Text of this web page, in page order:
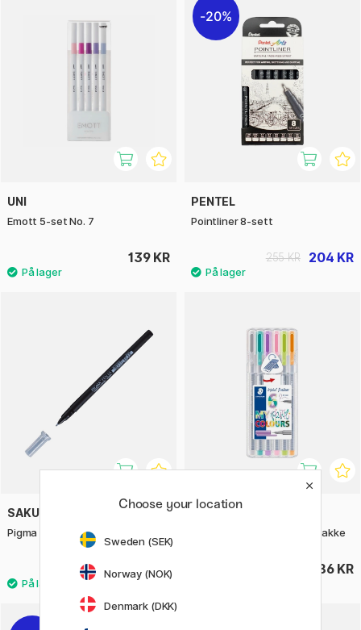
UNI
Emott 5-set No. 7
139 KR
20%
PENTEL
Pointliner 8-sett
204 KR
255 KR
SAKURA
Pigma Pen Black 05 0.3mm
36 KR
STAEDTLER
Triplus Fineliner Pastel 6-pakke
86 KR
Choose your location
Sweden (SEK)
Norway (NOK)
Denmark (DKK)